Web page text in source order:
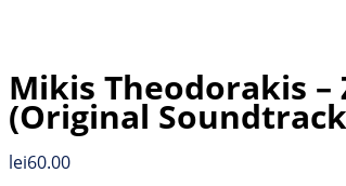
Mikis Theodorakis –
(Original
lei60.00